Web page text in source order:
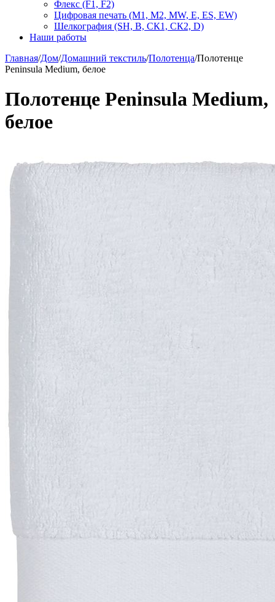
Флекс (F1, F2)
Цифровая печать (M1, M2, MW, E, ES, EW)
Шелкография (SH, В, СК1, СК2, D)
Наши работы
Главная/Дом/Домашний текстиль/Полотенца/Полотенце
Peninsula Medium, белое
Полотенце Peninsula Medium,
белое